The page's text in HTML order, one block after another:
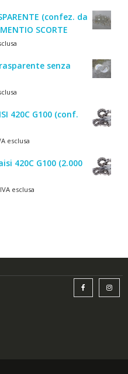
(confez. da
SCORTE
senza
420C G100 (conf.
esclusa
420C G100 (2.000
esclusa